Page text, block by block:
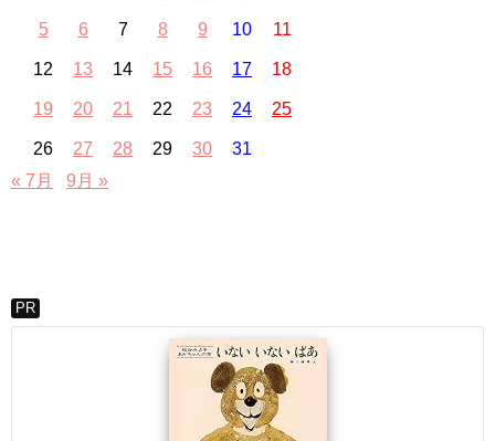
5 6 7 8 9 10 11
12 13 14 15 16 17 18
19 20 21 22 23 24 25
26 27 28 29 30
31
« 7月
9月 »
PR